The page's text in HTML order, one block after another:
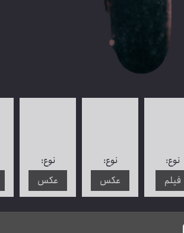
نوع:
فیلم
نوع:
عکس
نوع:
عکس